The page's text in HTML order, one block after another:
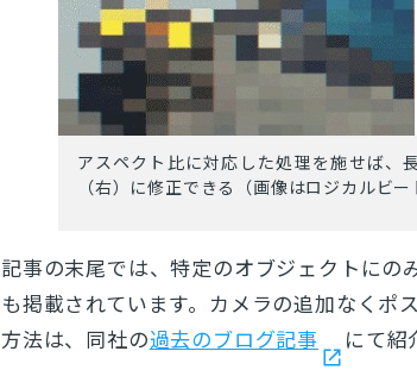
アスペクト比に対応した処理を施せば、
（右）に修正できる（画像はロジカルビー
記事の末尾では、特定のオブジェクトに
も掲載されています。カメラの追加なくポ
方法は、同社の過去のブログ記事 にて紹